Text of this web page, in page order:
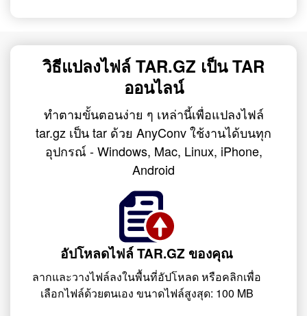
วิธีแปลงไฟล์ TAR.GZ เป็น TAR
ออนไลน์
ทำตามขั้นตอนง่าย ๆ เหล่านี้เพื่อแปลงไฟล์
tar.gz เป็น tar ด้วย AnyConv ใช้งานได้บนทุก
อุปกรณ์ - Windows, Mac, Linux, iPhone,
Android
อัปโหลดไฟล์ TAR.GZ ของคุณ
ลากและวางไฟล์ลงในพื้นที่อัปโหลด หรือคลิกเพื่อ
เลือกไฟล์ด้วยตนเอง ขนาดไฟล์สูงสุด: 100 MB